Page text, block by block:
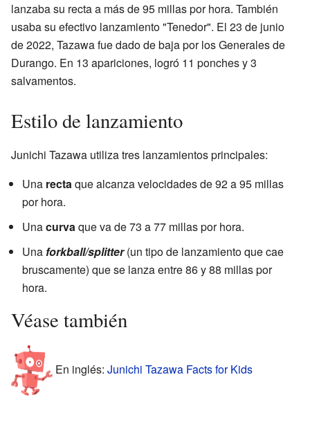
lanzaba su recta a más de 95 millas por hora. También
usaba su efectivo lanzamiento "Tenedor". El 23 de junio
de 2022, Tazawa fue dado de baja por los Generales de
Durango. En 13 apariciones, logró 11 ponches y 3
salvamentos.
Estilo de lanzamiento
Junichi Tazawa utiliza tres lanzamientos principales:
Una rectaque alcanza velocidades de 92 a 95 millas
por hora.
Unacurvaque va de 73 a 77 millas por hora.
Una forkball/splitter(un tipo de lanzamiento que cae
bruscamente) que se lanza entre 86 y 88 millas por
hora.
Véase también
En inglés: Junichi Tazawa Facts for Kids